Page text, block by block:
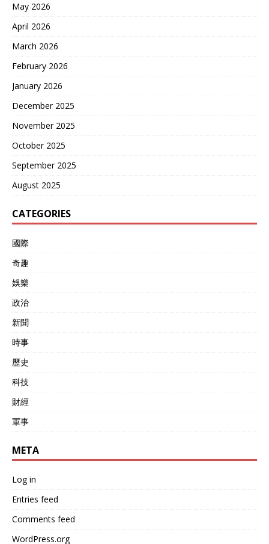
May 2026
April 2026
March 2026
February 2026
January 2026
December 2025
November 2025
October 2025
September 2025
August 2025
CATEGORIES
國際
奇趣
娛樂
政治
新聞
時事
歷史
科技
財經
軍事
META
Log in
Entries feed
Comments feed
WordPress.org